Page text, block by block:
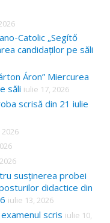
Catolic „Segítő
candidaților pe săli
Áron” Miercurea
săli iulie 17, 2026
scrisă din 21 iulie
susținerea probei
didactice din
iulie 13, 2026
scris iulie 10,